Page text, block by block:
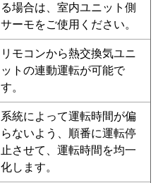
る場合は、室内ユニット側
サーモをご使用ください。
リモコンから熱交換気ユニ
ットの連動運転が可能で
す。
系統によって運転時間が偏
らないよう、順番に運転停
止させて、運転時間を均一
化します。